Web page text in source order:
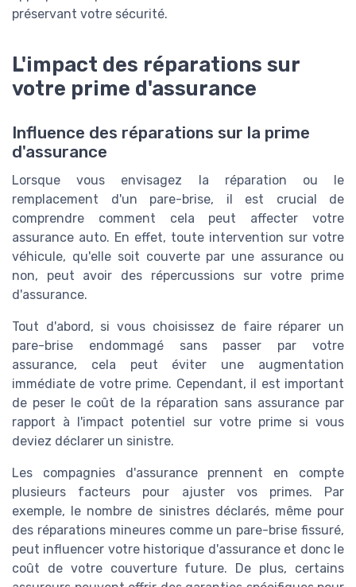
préservant votre sécurité.
L'impact des réparations sur
votre prime d'assurance
Influence des réparations sur la prime
d'assurance
Lorsque vous envisagez la réparation ou le
remplacement d'un pare-brise, il est crucial de
comprendre comment cela peut affecter votre
assurance auto. En effet, toute intervention sur votre
véhicule, qu'elle soit couverte par une assurance ou
non, peut avoir des répercussions sur votre prime
d'assurance.
Tout d'abord, si vous choisissez de faire réparer un
pare-brise endommagé sans passer par votre
assurance, cela peut éviter une augmentation
immédiate de votre prime. Cependant, il est important
de peser le coût de la réparation sans assurance par
rapport à l'impact potentiel sur votre prime si vous
deviez déclarer un sinistre.
Les compagnies d'assurance prennent en compte
plusieurs facteurs pour ajuster vos primes. Par
exemple, le nombre de sinistres déclarés, même pour
des réparations mineures comme un pare-brise fissuré,
peut influencer votre historique d'assurance et donc le
coût de votre couverture future. De plus, certains